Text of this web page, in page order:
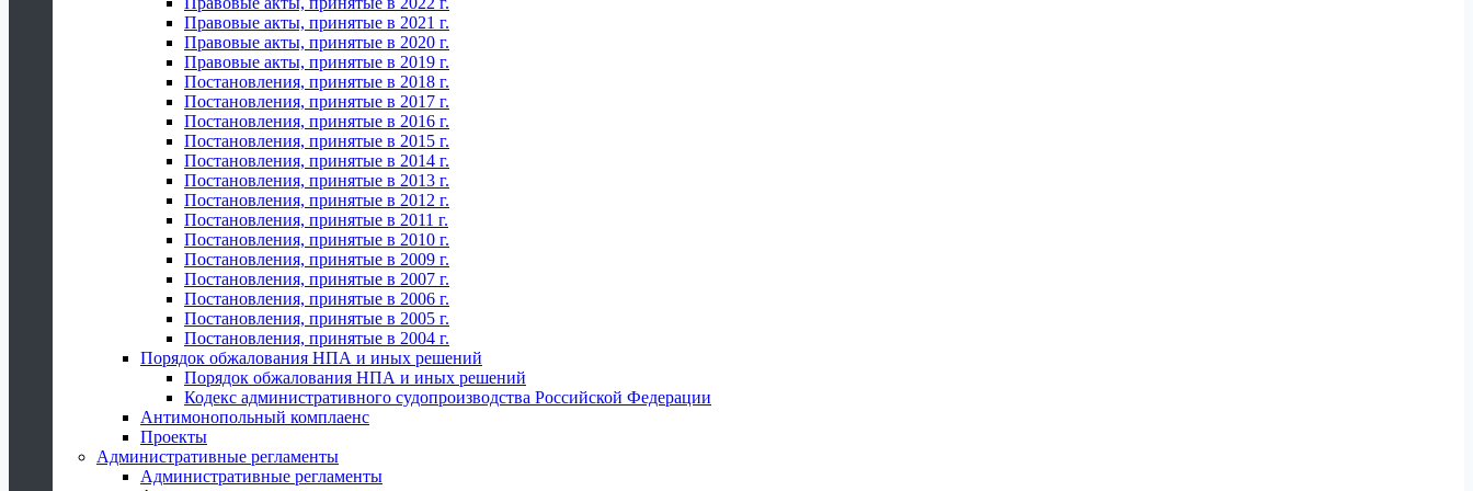
Правовые акты, принятые в 2021 г.
Правовые акты, принятые в 2020 г.
Правовые акты, принятые в 2019 г.
Постановления, принятые в 2018 г.
Постановления, принятые в 2017 г.
Постановления, принятые в 2016 г.
Постановления, принятые в 2015 г.
Постановления, принятые в 2014 г.
Постановления, принятые в 2013 г.
Постановления, принятые в 2012 г.
Постановления, принятые в 2011 г.
Постановления, принятые в 2010 г.
Постановления, принятые в 2009 г.
Постановления, принятые в 2007 г.
Постановления, принятые в 2006 г.
Постановления, принятые в 2005 г.
Постановления, принятые в 2004 г.
Порядок обжалования НПА и иных решений
Порядок обжалования НПА и иных решений
Кодекс административного судопроизводства Российской Федерации
Антимонопольный комплаенс
Проекты
Административные регламенты
Административные регламенты